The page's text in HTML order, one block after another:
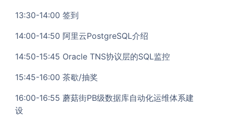
13:30-14:00 签到
14:00-14:50 阿里云PostgreSQL介绍
14:50-15:45 Oracle TNS协议层的SQL监控
15:45-16:00 茶歇/抽奖
16:00-16:55 蘑菇街PB级数据库自动化运维体系建
设